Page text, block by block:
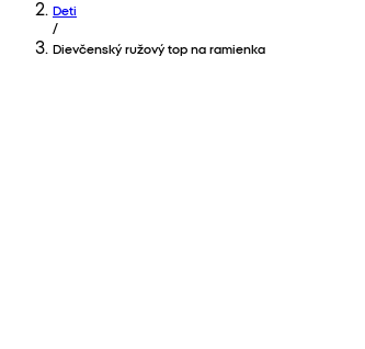
Deti
/
Dievčenský ružový top na ramienka